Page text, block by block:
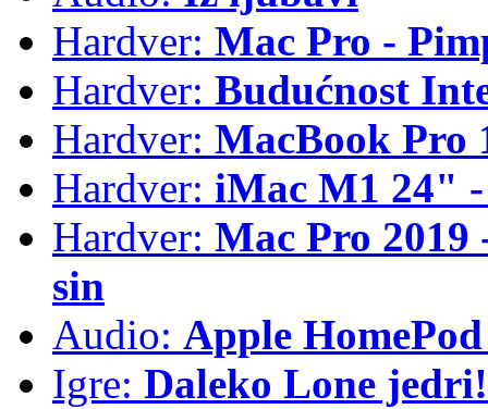
Hardver: Mac Pro -
Hardver: Budućnost
Hardver: MacBook Pro
Hardver: iMac M1 24"
Hardver: Mac Pro
sin
Audio: Apple
Igre: Daleko Lone jedri!